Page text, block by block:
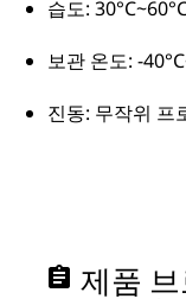
습도:
보관 온도: -
진동: 무작위 프
assignment 제품